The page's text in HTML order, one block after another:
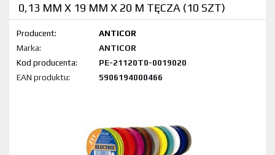
0,13 MM X 19 MM X 20 M TĘCZA (10 SZT)
Producent:
ANTICOR
Marka:
ANTICOR
Kod produktu:
PE-21120T0-0019020
EAN produktu:
5906194000466